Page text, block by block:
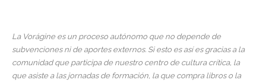
La Vorágine es un proceso autónomo que no depende de
subvenciones ni de aportes externos. Si esto es así es gracias a la
comunidad que participa de nuestro centro de cultura crítica, la
que asiste a las jornadas de formación, la que compra libros o la